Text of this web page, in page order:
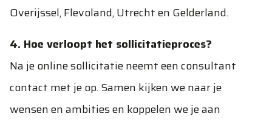
Overijssel, Flevoland, Utrecht en Gelderland.
4. Hoe verloopt het sollicitatieproces?
Na je online sollicitatie neemt een consultant
contact met je op. Samen kijken we naar je
wensen en ambities en koppelen we je aan